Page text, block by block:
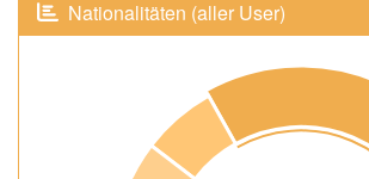
Nationalitäten (aller User)